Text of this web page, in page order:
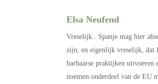
Elsa Neufend
Vreselijk.. Spanje mag hier
zijn, en eigenlijk vreselijk, dat
barbaarse praktijken uitvoeren
noemen onderdeel van de EU